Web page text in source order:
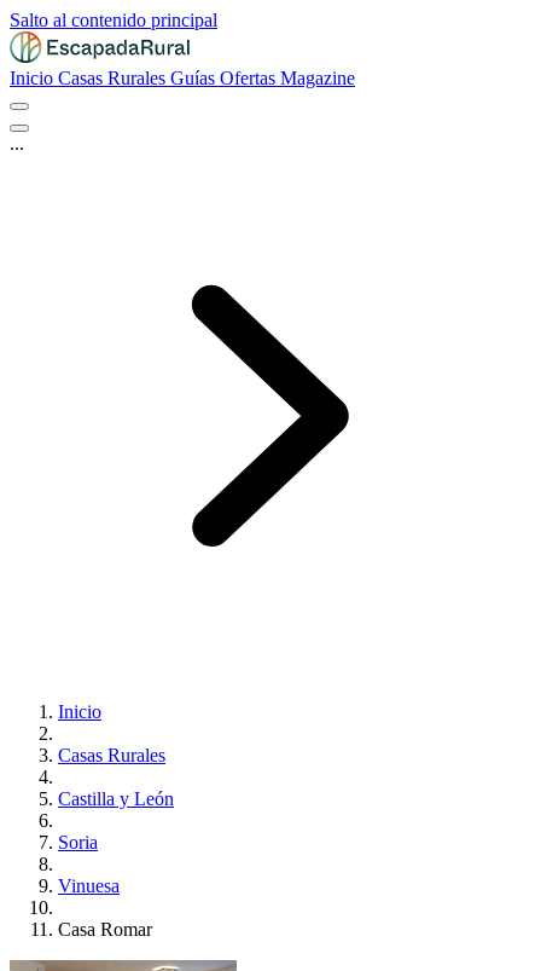
Salto al contenido principal
Inicio Casas Rurales Guías Ofertas Magazine
...
Inicio
Casas Rurales
Castilla y León
Soria
Vinuesa
Casa Romar